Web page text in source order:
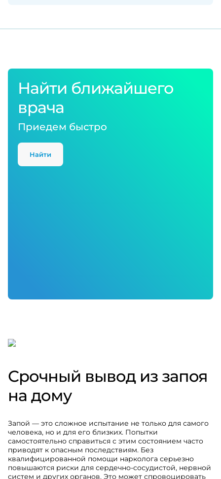
Найти ближайшего
врача
Приедем быстро
Найти
Срочный вывод из запоя
на дому
Запой — это сложное испытание не только для самого
человека, но и для его близких. Попытки
самостоятельно справиться с этим состоянием часто
приводят к опасным последствиям. Без
квалифицированной помощи нарколога серьезно
повышаются риски для сердечно-сосудистой, нервной
систем и других органов. Это может спровоцировать